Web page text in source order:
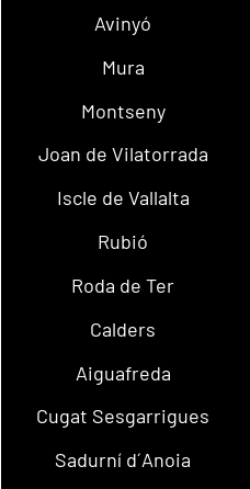
Avinyó
Mura
Montseny
Joan de Vilatorrada
Iscle de Vallalta
Rubió
Roda de Ter
Calders
Aiguafreda
Cugat Sesgarrigues
Sadurní d´Anoia